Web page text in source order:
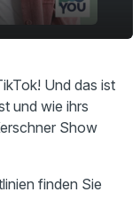
Und das ist
und wie ihrs
Show
finden Sie